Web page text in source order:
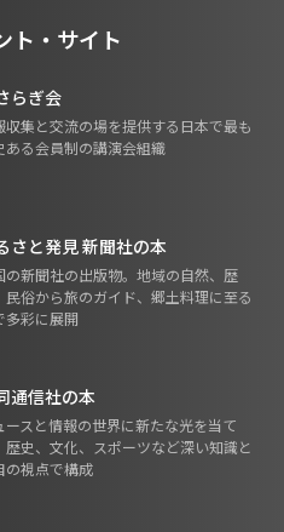
ト・サイト
らぎ会
収集と交流の場を提供する日本で最も
ある会員制の講演会組織
さと発見 新聞社の本
の新聞社の出版物。地域の自然、歴
民俗から旅のガイド、郷土料理に至る
多彩に展開
通信社の本
ースと情報の世界に新たな光を当て
歴史、文化、スポーツなど深い知識と
の視点で構成